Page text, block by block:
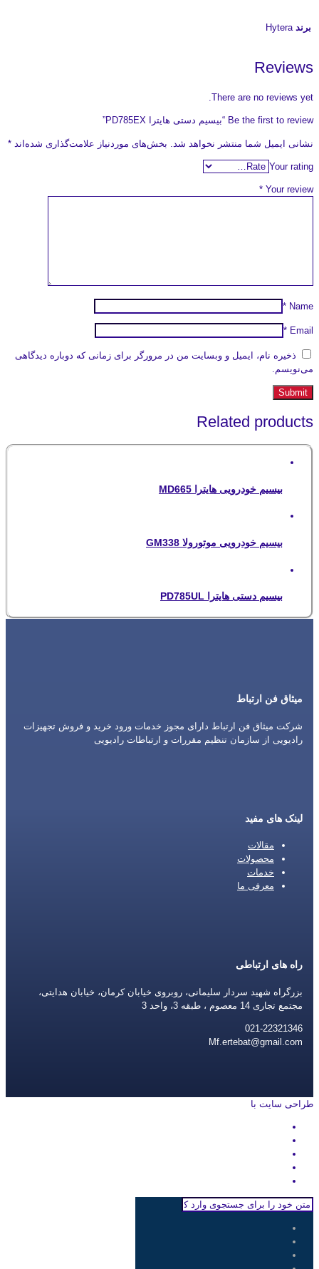
برند Hytera
Reviews
There are no reviews yet.
Be the first to review “بیسیم دستی هایترا PD785EX”
نشانی ایمیل شما منتشر نخواهد شد. بخش‌های موردنیاز علامت‌گذاری شده‌اند *
Your rating
Your review
*
Name
*
Email
*
ذخیره نام، ایمیل و وبسایت من در مرورگر برای زمانی که دوباره دیدگاهی
می‌نویسم.
Related products
بیسیم خودرویی هایترا MD665
بیسیم خودرویی موتورولا GM338
بیسیم دستی هایترا PD785UL
میثاق فن ارتباط
شرکت میثاق فن ارتباط دارای مجوز خدمات ورود خرید و فروش تجهیزات
رادیویی از سازمان تنظیم مقررات و ارتباطات رادیویی
لینک های مفید
مقالات
محصولات
خدمات
معرفی ما
راه های ارتباطی
بزرگراه شهید سردار سلیمانی، روبروی خیابان کرمان، خیابان هدایتی،
مجتمع تجاری 14 معصوم ، طبقه 3، واحد 3
021-22321346
Mf.ertebat@gmail.com
طراحی سایت با